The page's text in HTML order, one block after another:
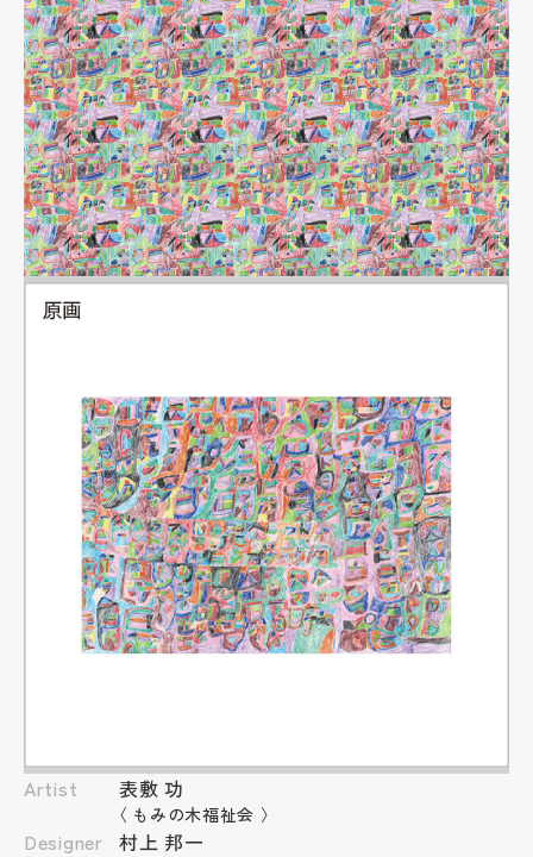
Artist 表敷 功
〈 もみの木福祉会 〉
Designer 村上 邦一